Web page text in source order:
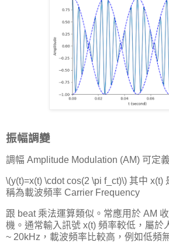
振幅調變
調幅 Amplitude Modulation (AM) 可定
\(y(t)=x(t) \cdot cos(2 \pi f_ct)\) 其中 x(t)
稱為載波頻率 Carrier Frequency
跟 beat 乘法運算類似。常應用於 AM
機。通常輸入訊號 x(t) 頻率較低，屬於
~ 20kHz，載波頻率比較高，例如低頻